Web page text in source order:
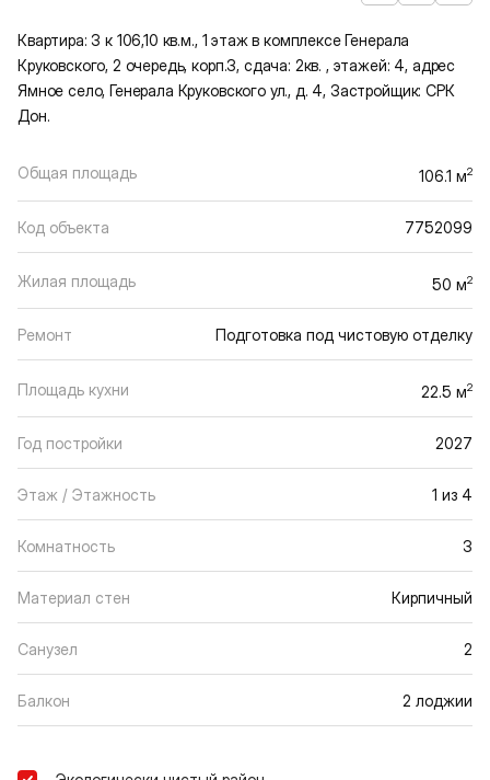
Квартира: 3 к 106,10 кв.м., 1 этаж в комплексе Генерала
Круковского, 2 очередь, корп.3, сдача: 2кв. , этажей: 4, адрес
Ямное село, Генерала Круковского ул., д. 4, Застройщик: СРК
Дон.
Общая площадь 106.1 м2
Код объекта 7752099
Жилая площадь 50 м2
Ремонт Подготовка под чистовую отделку
Площадь кухни 22.5 м2
Год постройки 2027
Этаж / Этажность 1 из 4
Комнатность 3
Материал стен Кирпичный
Санузел 2
Балкон 2 лоджии